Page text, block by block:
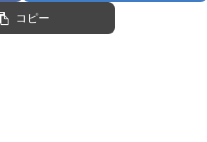
コピー